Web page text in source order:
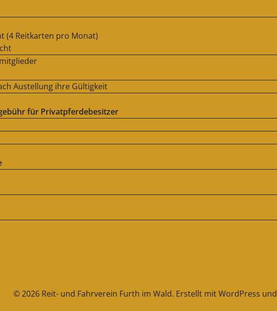
(4 Reitkarten pro Monat)
Austellung ihre Gültigkeit
für Privatpferdebesitzer
© 2026 Reit- und Fahrverein Furth im Wald. Erstellt mit WordPress und